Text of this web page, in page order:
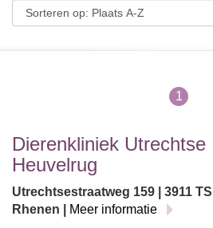
1
Dierenkliniek Utrechtse
Heuvelrug
Utrechtsestraatweg 159 | 3911 TS |
Rhenen |
Meer informatie